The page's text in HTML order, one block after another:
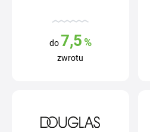
do 7,5%
zwrotu